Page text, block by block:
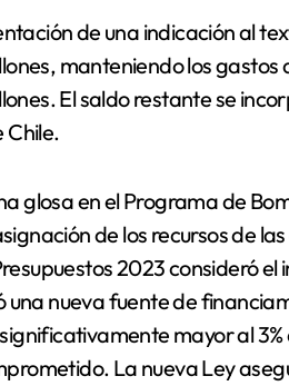
de una indicación al
manteniendo los gastos
El saldo restante se
Chile.
glosa en el Programa de
de los recursos de
2023 consideró el
nueva fuente de
mayor al
La nueva Ley